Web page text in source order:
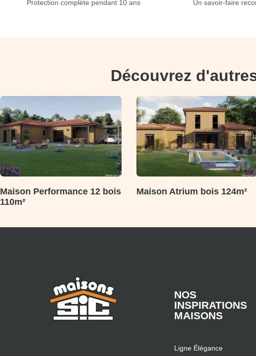
Protection complète pendant 10 ans Un savoir-faire
Découvrez
Maison Performance 12 bois
110m²
Maison Atrium bois 124m²
NOS
INSPIRATIONS
MAISONS
Ligne Élégance